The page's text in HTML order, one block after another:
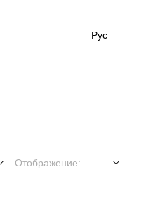
Рус
Отображение: